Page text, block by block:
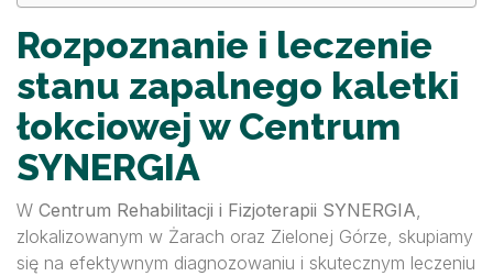
Rozpoznanie i leczenie
stanu zapalnego kaletki
łokciowej w Centrum
SYNERGIA
W Centrum Rehabilitacji i Fizjoterapii SYNERGIA,
zlokalizowanym w Żarach oraz Zielonej Górze, skupiamy
się na efektywnym diagnozowaniu i skutecznym leczeniu